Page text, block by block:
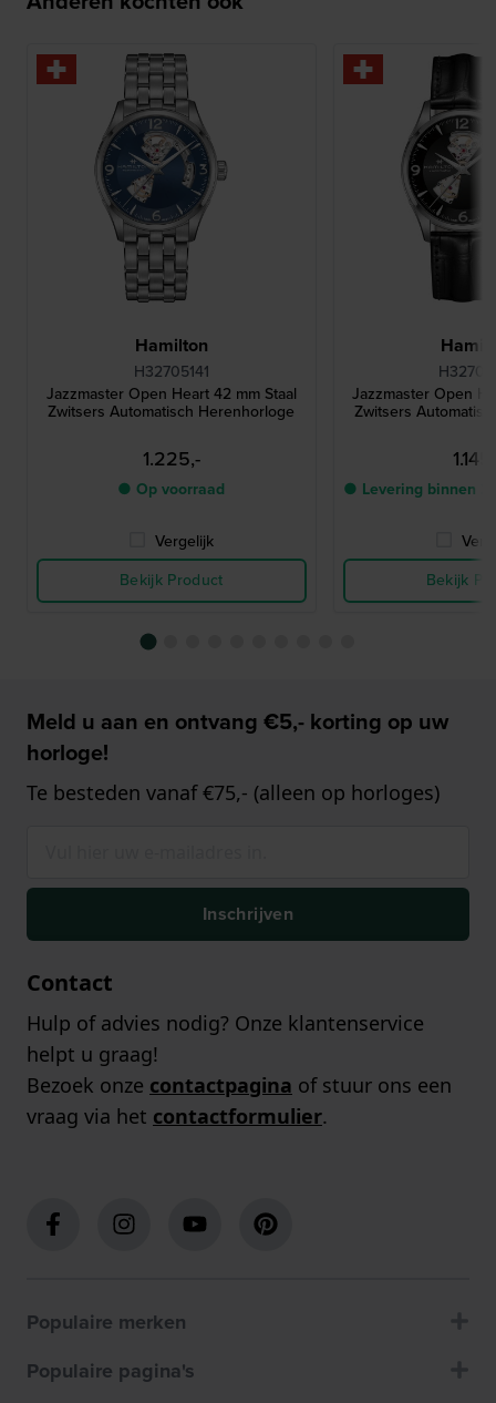
Hamilton
H32705141
Jazzmaster Open Heart 42 mm Staal
Zwitsers Automatisch Herenhorloge
1.225,-
● Op voorraad
Vergelijk
Bekijk Product
Jazzmaster Open
Zwitsers
● Levering binnen
Bekijk
Meld u aan en ontvang €5,- korting op uw
horloge!
Te besteden vanaf €75,- (alleen op horloges)
Inschrijven
Contact
Hulp of advies nodig? Onze klantenservice
helpt u graag!
Bezoek onze contactpagina of stuur ons een
vraag via het contactformulier.
Populaire merken
Populaire pagina's